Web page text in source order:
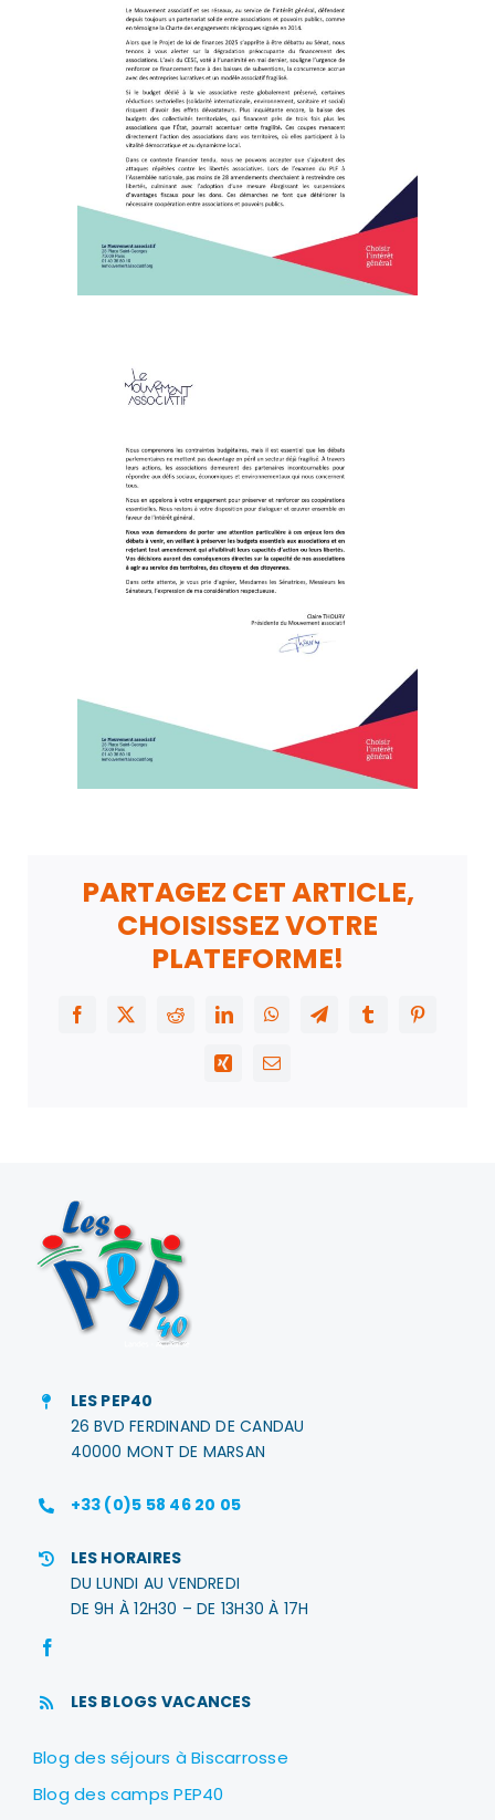
PARTAGEZ CET ARTICLE,
CHOISISSEZ VOTRE
PLATEFORME!
Facebook
X RedditLinkedInWhatsAppTelegramTumblrPinterest
Xing Email
LES PEP40
26 BVD FERDINAND DE CANDAU
40000 MONT DE MARSAN
+33 (0)5 58 46 20 05
LES HORAIRES
DU LUNDI AU VENDREDI
DE 9H À 12H30 – DE 13H30 À 17H
LES BLOGS VACANCES
Blog des séjours à Biscarrosse
Blog des camps PEP40